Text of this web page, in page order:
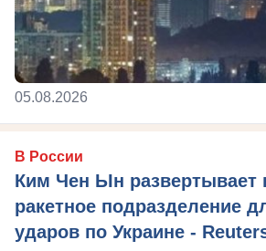
05.08.2026
В России
Ким Чен Ын развертывает
ракетное подразделение
ударов по Украине -